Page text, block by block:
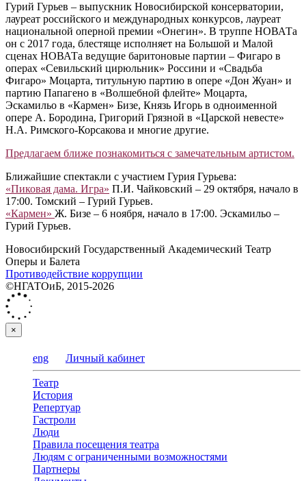
Гурий Гурьев – выпускник Новосибирской консерватории,
лауреат российского и международных конкурсов, лауреат
национальной оперной премии «Онегин». В труппе НОВАТа
он с 2017 года, блестяще исполняет на Большой и Малой
сценах НОВАТа ведущие баритоновые партии – Фигаро в
операх «Севильский цирюльник» Россини и «Свадьба
Фигаро» Моцарта, титульную партию в опере «Дон Жуан» и
партию Папагено в «Волшебной флейте» Моцарта,
Эскамильо в «Кармен» Бизе, Князь Игорь в одноименной
опере А. Бородина, Григорий Грязной в «Царской невесте»
Н.А. Римского-Корсакова и многие другие.
Предлагаем ближе познакомиться с замечательным артистом.
Ближайшие спектакли с участием Гурия Гурьева:
«Пиковая дама. Игра» П.И. Чайковский – 29 октября, начало в
17:00. Томский – Гурий Гурьев.
«Кармен» Ж. Бизе – 6 ноября, начало в 17:00. Эскамильо –
Гурий Гурьев.
Новосибирский Государственный Академический Театр
Оперы и Балета
Противодействие коррупции
©НГАТОиБ, 2015-2026
×
eng Личный кабинет
Театр
История
Репертуар
Гастроли
Люди
Правила посещения театра
Людям с ограниченными возможностями
Партнеры